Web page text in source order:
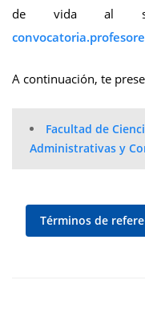
de vida al
A continuación, te
Facultad de
Administrativas y
Términos de